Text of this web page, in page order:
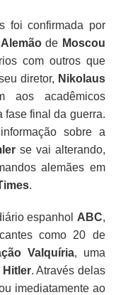
foi confirmada por
de Moscou
com outros que
diretor, Nikolaus
aos acadêmicos
fase final da guerra.
sobre a
se vai alterando,
alemães em
.
espanhol ABC,
como 20 de
Valquíria, uma
Hitler. Através delas
imediatamente ao